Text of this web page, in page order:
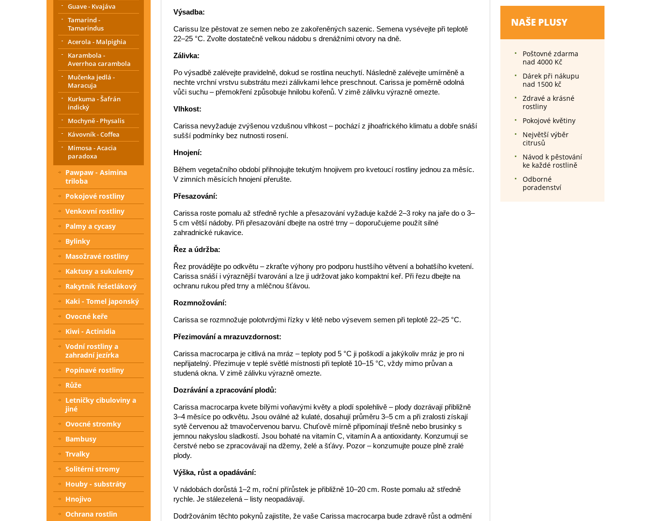
Výsadba:
Carissu lze pěstovat ze semen nebo ze zakořeněných sazenic. Semena vysévejte při teplotě
22–25 °C. Zvolte dostatečně velkou nádobu s drenážními otvory na dně.
Zálivka:
Po výsadbě zalévejte pravidelně, dokud se rostlina neuchytí. Následně zalévejte umírněně a
nechte vrchní vrstvu substrátu mezi zálivkami lehce preschnout. Carissa je poměrně odolná
vůči suchu – přemokření způsobuje hnilobu kořenů. V zimě zálivku výrazně omezte.
Vlhkost:
Carissa nevyžaduje zvýšenou vzdušnou vlhkost – pochází z jihoafrického klimatu a dobře snáší
sušší podmínky bez nutnosti rosení.
Hnojení:
Během vegetačního období přihnojujte tekutým hnojivem pro kvetoucí rostliny jednou za měsíc.
V zimních měsících hnojení přerušte.
Přesazování:
Carissa roste pomalu až středně rychle a přesazování vyžaduje každé 2–3 roky na jaře do o 3–
5 cm větší nádoby. Při přesazování dbejte na ostré trny – doporučujeme použít silné
zahradnické rukavice.
Řez a údržba:
Řez provádějte po odkvětu – zkraťte výhony pro podporu hustšího větvení a bohatšího kvetení.
Carissa snáší i výraznější tvarování a lze ji udržovat jako kompaktní keř. Při řezu dbejte na
ochranu rukou před trny a mléčnou šťávou.
Rozmnožování:
Carissa se rozmnožuje polotvrdými řízky v létě nebo výsevem semen při teplotě 22–25 °C.
Přezimování a mrazuvzdornost:
Carissa macrocarpa je citlivá na mráz – teploty pod 5 °C ji poškodí a jakýkoliv mráz je pro ni
nepřijatelný. Přezimuje v teplé světlé místnosti při teplotě 10–15 °C, vždy mimo průvan a
studená okna. V zimě zálivku výrazně omezte.
Dozrávání a zpracování plodů:
Carissa macrocarpa kvete bílými voňavými květy a plodí spolehlivě – plody dozrávají přibližně
3–4 měsíce po odkvětu. Jsou oválné až kulaté, dosahují průměru 3–5 cm a při zralosti získají
sytě červenou až tmavočervenou barvu. Chuťově mírně připomínají třešně nebo brusinky s
jemnou nakyslou sladkostí. Jsou bohaté na vitamín C, vitamín A a antioxidanty. Konzumují se
čerstvé nebo se zpracovávají na džemy, želé a šťávy. Pozor – konzumujte pouze plně zralé
plody.
Výška, růst a opadávání:
V nádobách dorůstá 1–2 m, roční přírůstek je přibližně 10–20 cm. Roste pomalu až středně
rychle. Je stálezelená – listy neopadávají.
Dodržováním těchto pokynů zajistíte, že vaše Carissa macrocarpa bude zdravě růst a odmění
NAŠE PLUSY
Poštovné zdarma
nad 4000 Kč
Dárek při nákupu
nad 1500 kč
Zdravé a krásné
rostliny
Pokojové květiny
Největší výběr
citrusů
Návod k pěstování
ke každé rostlině
Odborné
poradenství
Guave - Kvajáva
Tamarind -
Tamarindus
Acerola - Malpighia
Karambola -
Averrhoa carambola
Mučenka jedlá -
Maracuja
Kurkuma - Šafrán
indický
Mochyně - Physalis
Kávovník - Coffea
Mimosa - Acacia
paradoxa
Pawpaw - Asimina
triloba
Pokojové rostliny
Venkovní rostliny
Palmy a cycasy
Bylinky
Masožravé rostliny
Kaktusy a sukulenty
Rakytník řešetlákový
Kaki - Tomel japonský
Ovocné keře
Kiwi - Actinidia
Vodní rostliny a
zahradní jezírka
Popínavé rostliny
Růže
Letničky cibuloviny a
jiné
Ovocné stromky
Bambusy
Trvalky
Solitérní stromy
Houby - substráty
Hnojivo
Ochrana rostlin